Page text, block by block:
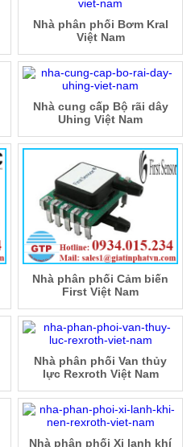
Nhà phân phối Bơm Kral
Việt Nam
Nhà cung cấp Bộ rãi dây
Uhing Việt Nam
Nhà phân phối Cảm biến
First Việt Nam
Nhà phân phối Van thủy
lực Rexroth Việt Nam
Nhà phân phối Xi lanh khí